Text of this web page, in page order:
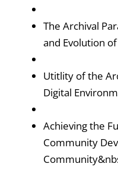
The Archival
and Evolution
Utitlity of the
Digital
Achieving the
Community